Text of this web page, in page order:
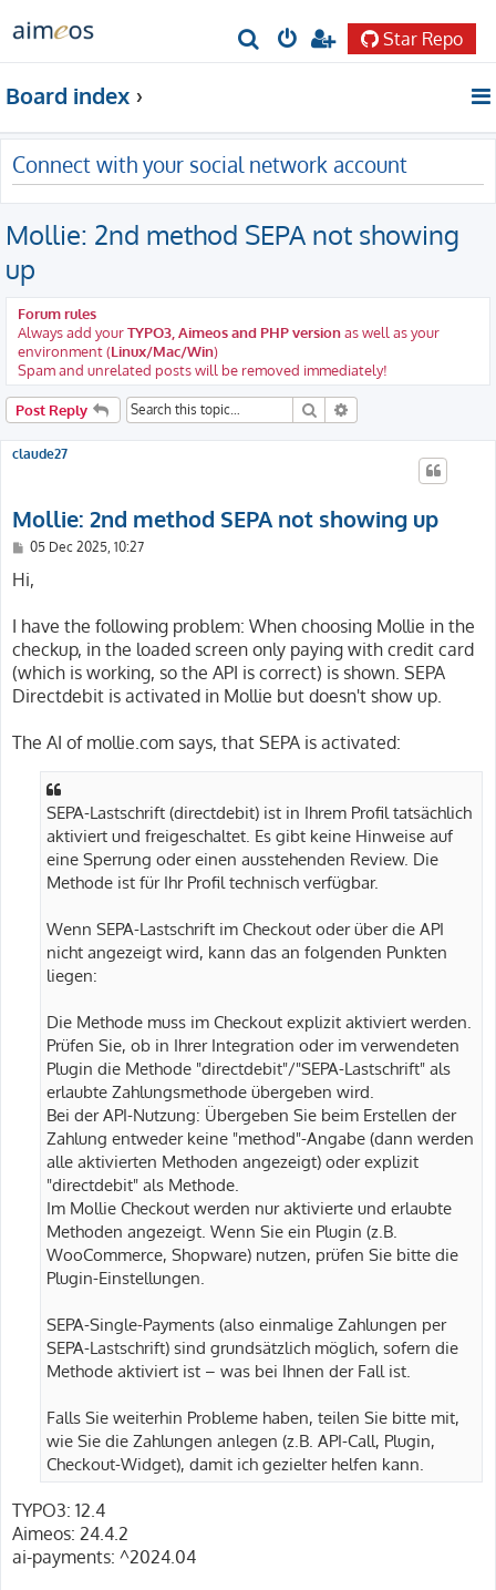
r
c
h
Star Repo
Board index
Connect with your social network account
Mollie: 2nd method SEPA not showing
up
Forum rules
Always add yourTYPO3, Aimeos and PHP versionas well as your
environment (Linux/Mac/Win)
Spam and unrelated posts will be removed immediately!
Post Reply Search
claude27
Mollie: 2nd method SEPA not showing up
P
s
05 Dec 2025, 10:27
Hi,
I have the following problem: When choosing Mollie in the
checkup, in the loaded screen only paying with credit card
(which is working, so the API is correct) is shown. SEPA
Directdebit is activated in Mollie but doesn't show up.
The AI of mollie.com says, that SEPA is activated:
SEPA-Lastschrift (directdebit) ist in Ihrem Profil tatsächlich
aktiviert und freigeschaltet. Es gibt keine Hinweise auf
eine Sperrung oder einen ausstehenden Review. Die
Methode ist für Ihr Profil technisch verfügbar.
Wenn SEPA-Lastschrift im Checkout oder über die API
nicht angezeigt wird, kann das an folgenden Punkten
liegen:
Die Methode muss im Checkout explizit aktiviert werden.
Prüfen Sie, ob in Ihrer Integration oder im verwendeten
Plugin die Methode "directdebit"/"SEPA-Lastschrift" als
erlaubte Zahlungsmethode übergeben wird.
Bei der API-Nutzung: Übergeben Sie beim Erstellen der
Zahlung entweder keine "method"-Angabe (dann werden
alle aktivierten Methoden angezeigt) oder explizit
"directdebit" als Methode.
Im Mollie Checkout werden nur aktivierte und erlaubte
Methoden angezeigt. Wenn Sie ein Plugin (z.B.
WooCommerce, Shopware) nutzen, prüfen Sie bitte die
Plugin-Einstellungen.
SEPA-Single-Payments (also einmalige Zahlungen per
SEPA-Lastschrift) sind grundsätzlich möglich, sofern die
Methode aktiviert ist – was bei Ihnen der Fall ist.
Falls Sie weiterhin Probleme haben, teilen Sie bitte mit,
wie Sie die Zahlungen anlegen (z.B. API-Call, Plugin,
Checkout-Widget), damit ich gezielter helfen kann.
TYPO3: 12.4
Aimeos: 24.4.2
ai-payments: ^2024.04